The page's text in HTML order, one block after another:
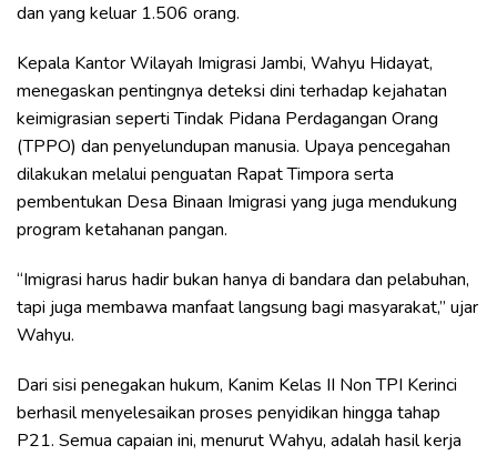
dan yang keluar 1.506 orang.
Kepala Kantor Wilayah Imigrasi Jambi, Wahyu Hidayat,
menegaskan pentingnya deteksi dini terhadap kejahatan
keimigrasian seperti Tindak Pidana Perdagangan Orang
(TPPO) dan penyelundupan manusia. Upaya pencegahan
dilakukan melalui penguatan Rapat Timpora serta
pembentukan Desa Binaan Imigrasi yang juga mendukung
program ketahanan pangan.
“Imigrasi harus hadir bukan hanya di bandara dan pelabuhan,
tapi juga membawa manfaat langsung bagi masyarakat,” ujar
Wahyu.
Dari sisi penegakan hukum, Kanim Kelas II Non TPI Kerinci
berhasil menyelesaikan proses penyidikan hingga tahap
P21. Semua capaian ini, menurut Wahyu, adalah hasil kerja